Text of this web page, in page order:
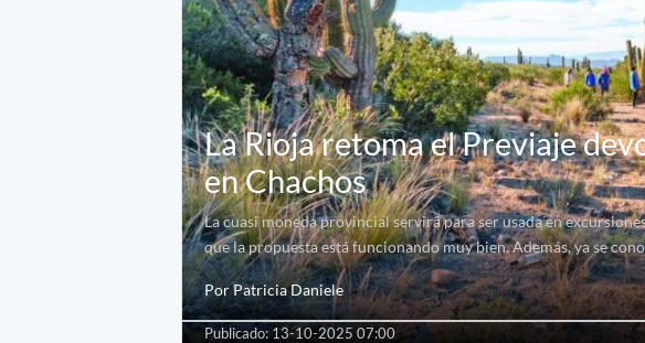
La Rioja retoma el Previaje
en Chachos
La cuasi moneda provincial servirá para ser usada en
que la propuesta está funcionando muy bien. Además, ya se
Por Patricia Daniele
Publicado: 13-10-2025 07:00